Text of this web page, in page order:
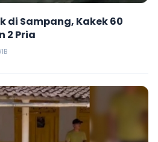
di Sampang, Kakek 60
2 Pria